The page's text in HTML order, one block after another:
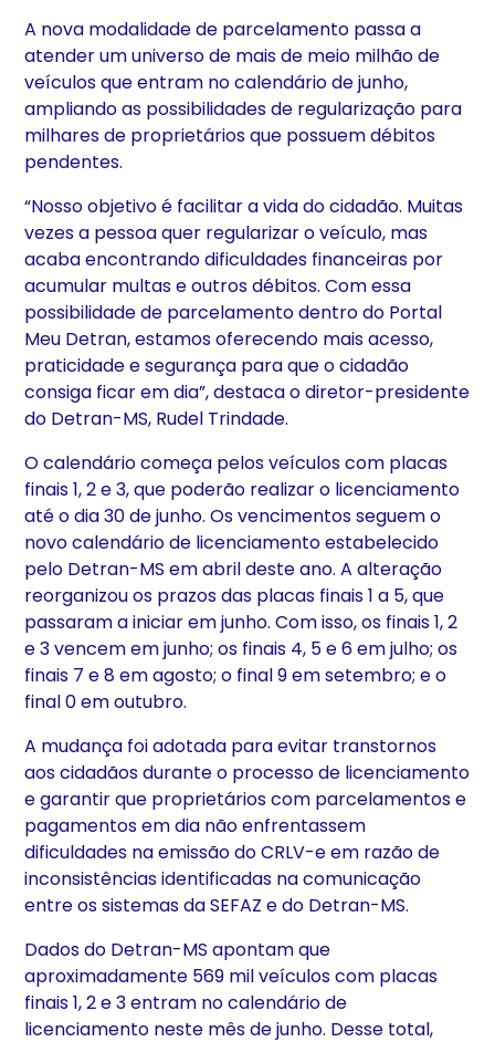
A nova modalidade de parcelamento passa a
atender um universo de mais de meio milhão de
veículos que entram no calendário de junho,
ampliando as possibilidades de regularização para
milhares de proprietários que possuem débitos
pendentes.
“Nosso objetivo é facilitar a vida do cidadão. Muitas
vezes a pessoa quer regularizar o veículo, mas
acaba encontrando dificuldades financeiras por
acumular multas e outros débitos. Com essa
possibilidade de parcelamento dentro do Portal
Meu Detran, estamos oferecendo mais acesso,
praticidade e segurança para que o cidadão
consiga ficar em dia”, destaca o diretor-presidente
do Detran-MS, Rudel Trindade.
O calendário começa pelos veículos com placas
finais 1, 2 e 3, que poderão realizar o licenciamento
até o dia 30 de junho. Os vencimentos seguem o
novo calendário de licenciamento estabelecido
pelo Detran-MS em abril deste ano. A alteração
reorganizou os prazos das placas finais 1 a 5, que
passaram a iniciar em junho. Com isso, os finais 1, 2
e 3 vencem em junho; os finais 4, 5 e 6 em julho; os
finais 7 e 8 em agosto; o final 9 em setembro; e o
final 0 em outubro.
A mudança foi adotada para evitar transtornos
aos cidadãos durante o processo de licenciamento
e garantir que proprietários com parcelamentos e
pagamentos em dia não enfrentassem
dificuldades na emissão do CRLV-e em razão de
inconsistências identificadas na comunicação
entre os sistemas da SEFAZ e do Detran-MS.
Dados do Detran-MS apontam que
aproximadamente 569 mil veículos com placas
finais 1, 2 e 3 entram no calendário de
licenciamento neste mês de junho. Desse total,